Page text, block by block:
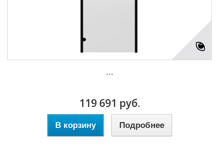
...
119 691 руб.
В корзину Подробнее